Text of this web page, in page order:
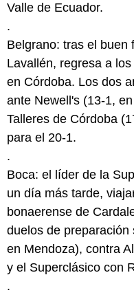
Valle de Ecuador.
.
Belgrano: tras el buen
Lavallén, regresa a
en Córdoba. Los dos
ante Newell's (13-1,
Talleres de Córdoba
para el 20-1.
.
Boca: el líder de la
un día más tarde,
bonaerense de
duelos de
en Mendoza), contra
y el Superclásico con
.